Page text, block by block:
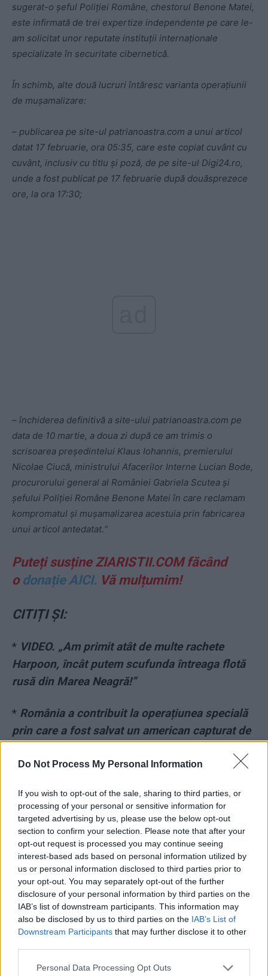
Do Not Process My Personal Information
If you wish to opt-out of the sale, sharing to third parties, or
processing of your personal or sensitive information for
targeted advertising by us, please use the below opt-out
section to confirm your selection. Please note that after your
opt-out request is processed you may continue seeing
interest-based ads based on personal information utilized by
us or personal information disclosed to third parties prior to
your opt-out. You may separately opt-out of the further
disclosure of your personal information by third parties on the
IAB’s list of downstream participants. This information may
also be disclosed by us to third parties on the IAB’s List of
Downstream Participants that may further disclose it to other
Personal Data Processing Opt Outs
sugerat-o șeful Poliției Române, chestorul Benone Matei,
este infirmată de trei expertize independente pe care le-
am solicitat unor reputate instituții internaționale
specializate în securitate cibernetică.
În schimb, alte două lucruri întăresc varianta operațiunii
de mușamalizare:
– publicarea pe site-ul patrianoastra.com a unui articol
datat 17 februarie, ora 05:35, care este copiat cuvânt cu
cuvânt, inclusiv cu titlu și poză, de pe site-ul Digi24.ro,
unde a fost publicat pe 17 februarie după douăsprezece
ore, la ora 17:30;
– închiderea definitivă a site-ului patrianoastra.com pe
data de 10 martie, a doua zi după ce am trimis o
scrisoarea președintelui Klaus Iohannis, premierului
Nicolae Ciucă, ministrului Afacerilor Interne Lucian Bode,
procurorului general al României Gabriela Scutea și
șefului Poliției Române Benone Matei în care reclamam
kompromatul și mușamalizarea acestuia prin fabricarea
unui articol antedatat.“
Puteți susține ZIARISTII.COM făcând
o donație AICI. Vă mulțumim!
CITIȚI ȘI:
* VIDEO. „Am primit atât de multe rachete
Harpoon, încât putem scufunda întreaga flotă
rusă din Marea Neagră!”
* România a contribuit la operațiunea specială
prin care a fost salvat un american capturat de
ad